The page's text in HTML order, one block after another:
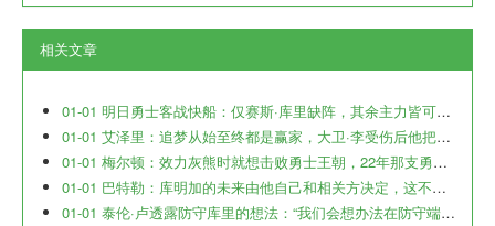
相关文章
01-01 明日勇士客战快船：仅赛斯·库里缺阵，其余主力皆可出战
01-01 艾泽里：追梦从始至终都是赢家，大卫·李受伤后他把握住了上位机会
01-01 梅尔顿：效力灰熊时就想击败勇士王朝，22年那支勇士其实并不被看好
01-01 巴特勒：库明加的未来由他自己和相关方决定，这不会影响我们的关系
01-01 泰伦·卢透露防守库里的想法：“我们会想办法在防守端更多地消耗他，比如让他早早背上犯规麻烦。”